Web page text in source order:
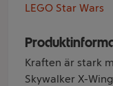
LEGO Star Wars
Kraften är stark
Skywalker X-